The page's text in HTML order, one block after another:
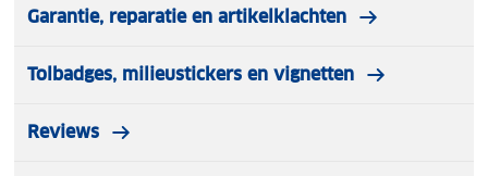
Garantie, reparatie en artikelklachten
Tolbadges, milieustickers en vignetten
Reviews